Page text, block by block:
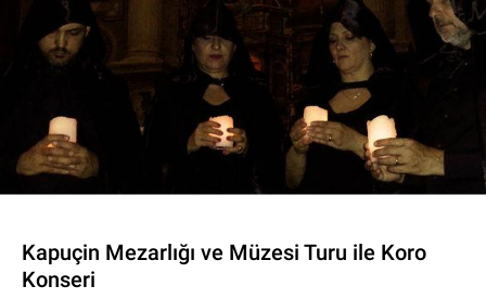
Kapuçin Mezarlığı ve Müzesi Turu ile Koro
Konseri